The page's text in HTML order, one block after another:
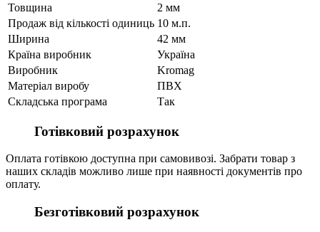
Товщина
2 мм
Продаж від кількості одиниць 10 м.п.
Ширина
42 мм
Країна виробник
Україна
Виробник
Kromag
Матеріал виробу
ПВХ
Складська програма
Так
Готівковий розрахунок
Оплата готівкою доступна при самовивозі. Забрати товар з
наших складів можливо лише при наявності документів про
оплату.
Безготівковий розрахунок